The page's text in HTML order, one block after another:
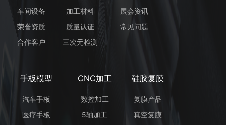
车间设备
荣誉资质
合作客户
加工材料
质量认证
三次元检测
展会资讯
常见问题
手板模型
汽车手板
医疗手板
CNC加工
数控加工
5轴加工
硅胶复膜
复膜产品
真空复膜